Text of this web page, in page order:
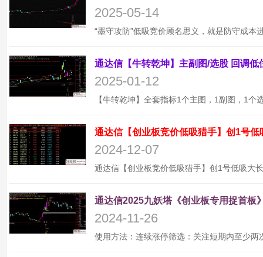
2025-05-14
2025-01-12
通达信【创业板竞价低吸猎手】创1号
2024-12-07
通达信2025九妖塔《创业板专用捉首板
2024-11-26